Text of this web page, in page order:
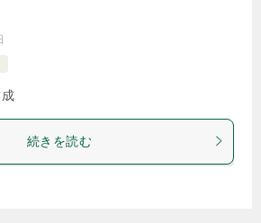
続きを読む